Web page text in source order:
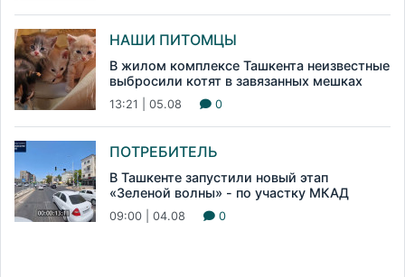
НАШИ ПИТОМЦЫ
В жилом комплексе Ташкента неизвестные
выбросили котят в завязанных мешках
13:21 | 05.08 0
ПОТРЕБИТЕЛЬ
В Ташкенте запустили новый этап
«Зеленой волны» - по участку МКАД
09:00 | 04.08 0